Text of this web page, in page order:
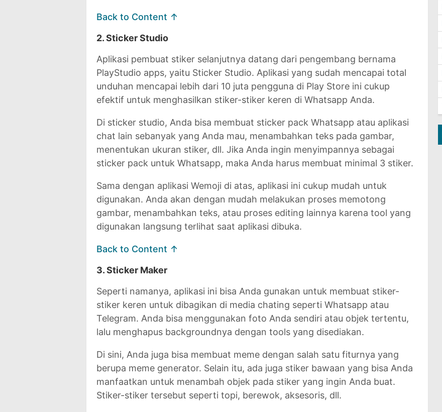
Back to Content ↑
2. Sticker Studio
Aplikasi pembuat stiker selanjutnya datang dari pengembang bernama
PlayStudio apps, yaitu Sticker Studio. Aplikasi yang sudah mencapai total
unduhan mencapai lebih dari 10 juta pengguna di Play Store ini cukup
efektif untuk menghasilkan stiker-stiker keren di Whatsapp Anda.
Di sticker studio, Anda bisa membuat sticker pack Whatsapp atau aplikasi
chat lain sebanyak yang Anda mau, menambahkan teks pada gambar,
menentukan ukuran stiker, dll. Jika Anda ingin menyimpannya sebagai
sticker pack untuk Whatsapp, maka Anda harus membuat minimal 3 stiker.
Sama dengan aplikasi Wemoji di atas, aplikasi ini cukup mudah untuk
digunakan. Anda akan dengan mudah melakukan proses memotong
gambar, menambahkan teks, atau proses editing lainnya karena tool yang
digunakan langsung terlihat saat aplikasi dibuka.
Back to Content ↑
3. Sticker Maker
Seperti namanya, aplikasi ini bisa Anda gunakan untuk membuat stiker-
stiker keren untuk dibagikan di media chating seperti Whatsapp atau
Telegram. Anda bisa menggunakan foto Anda sendiri atau objek tertentu,
lalu menghapus backgroundnya dengan tools yang disediakan.
Di sini, Anda juga bisa membuat meme dengan salah satu fiturnya yang
berupa meme generator. Selain itu, ada juga stiker bawaan yang bisa Anda
manfaatkan untuk menambah objek pada stiker yang ingin Anda buat.
Stiker-stiker tersebut seperti topi, berewok, aksesoris, dll.